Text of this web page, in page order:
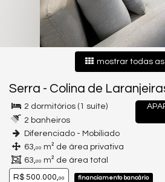
mostrar todas
Serra - Colina de
2 dormitórios (1 suíte)
2 banheiros
Diferenciado - Mobiliado
63,00 m² de área privativa
63,00 m² de área total
R$ 500.000,00 financiamento bancário